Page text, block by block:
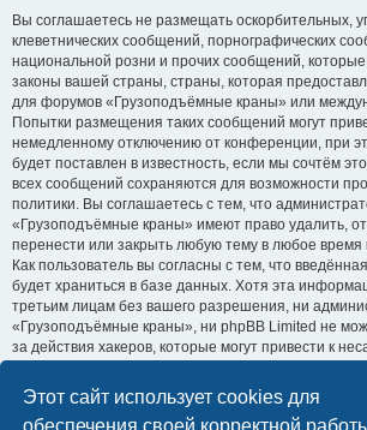
Этот сайт использует cookies для
обеспечения своей корректной
Вы соглашаетесь не размещать оскорбительных,
клеветнических сообщений, порнографических
национальной розни и прочих сообщений,
законы вашей страны, страны, которая
для форумов «Грузоподъёмные краны» или
Попытки размещения таких сообщений могут
немедленному отключению от конференции, при
будет поставлен в известность, если мы сочтём
всех сообщений сохраняются для возможности
политики. Вы соглашаетесь с тем, что
«Грузоподъёмные краны» имеют право удалить,
перенести или закрыть любую тему в любое
Как пользователь вы согласны с тем, что
будет храниться в базе данных. Хотя эта
третьим лицам без вашего разрешения, ни
«Грузоподъёмные краны», ни phpBB Limited не
за действия хакеров, которые могут привести к